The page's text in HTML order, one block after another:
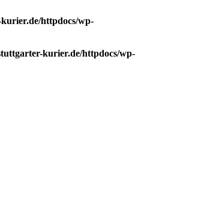
httpdocs/wp-
kurier.de/httpdocs/wp-